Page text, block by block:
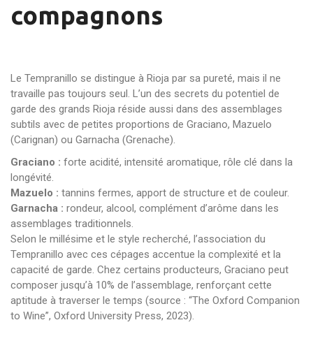
compagnons
Le Tempranillo se distingue à Rioja par sa pureté, mais il ne
travaille pas toujours seul. L’un des secrets du potentiel de
garde des grands Rioja réside aussi dans des assemblages
subtils avec de petites proportions de Graciano, Mazuelo
(Carignan) ou Garnacha (Grenache).
Graciano : forte acidité, intensité aromatique, rôle clé dans la
longévité.
Mazuelo : tannins fermes, apport de structure et de couleur.
Garnacha : rondeur, alcool, complément d’arôme dans les
assemblages traditionnels.
Selon le millésime et le style recherché, l’association du
Tempranillo avec ces cépages accentue la complexité et la
capacité de garde. Chez certains producteurs, Graciano peut
composer jusqu’à 10% de l’assemblage, renforçant cette
aptitude à traverser le temps (source : “The Oxford Companion
to Wine”, Oxford University Press, 2023).